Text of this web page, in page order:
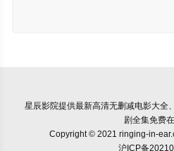
星辰影院提供最新高清无删减电影大全
剧全集免费
Copyright © 2021 ringing-in-
沪ICP备